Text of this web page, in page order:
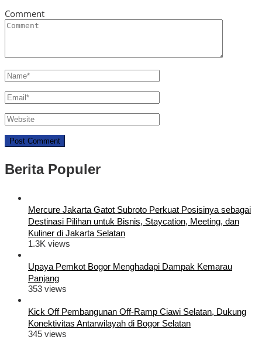
Comment
Berita Populer
Mercure Jakarta Gatot Subroto Perkuat Posisinya sebagai
Destinasi Pilihan untuk Bisnis, Staycation, Meeting, dan
Kuliner di Jakarta Selatan
1.3K views
Upaya Pemkot Bogor Menghadapi Dampak Kemarau
Panjang
353 views
Kick Off Pembangunan Off-Ramp Ciawi Selatan, Dukung
Konektivitas Antarwilayah di Bogor Selatan
345 views